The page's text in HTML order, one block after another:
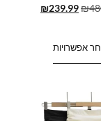
₪
₪239.99
אפשרויות